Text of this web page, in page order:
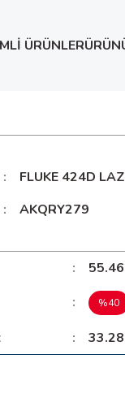
ÜRÜNLER
FLUKE 424D
AKQRY279
%40